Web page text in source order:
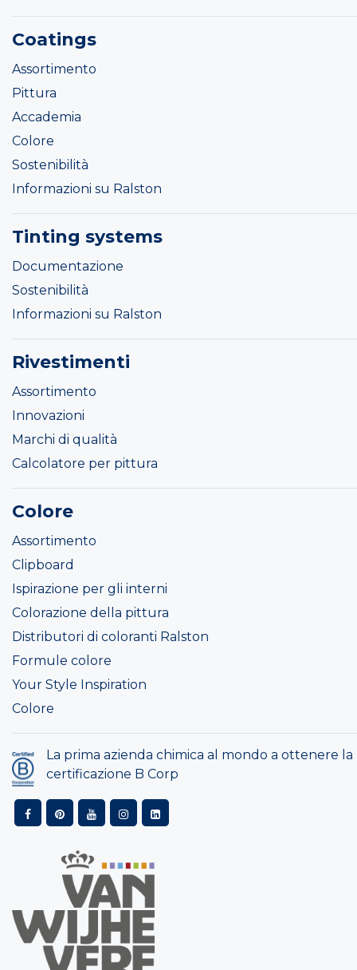
Coatings
Assortimento
Pittura
Accademia
Colore
Sostenibilità
Informazioni su Ralston
Tinting systems
Documentazione
Sostenibilità
Informazioni su Ralston
Rivestimenti
Assortimento
Innovazioni
Marchi di qualità
Calcolatore per pittura
Colore
Assortimento
Clipboard
Ispirazione per gli interni
Colorazione della pittura
Distributori di coloranti Ralston
Formule colore
Your Style Inspiration
Colore
La prima azienda chimica al mondo a ottenere la
certificazione B Corp